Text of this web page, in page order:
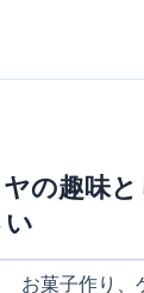
の趣味
お菓子作り、